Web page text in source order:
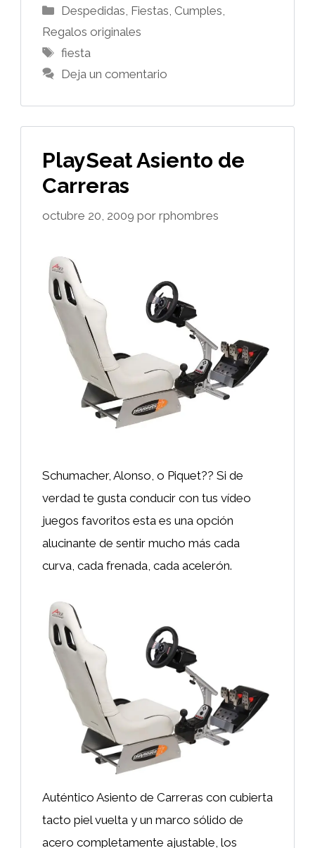
Categorías
Despedidas, Fiestas, Cumples,
Regalos originales
Etiquetas
fiesta
Deja un comentario
PlaySeat Asiento de
Carreras
octubre 20, 2009 por rphombres
Schumacher, Alonso, o Piquet?? Si de
verdad te gusta conducir con tus vídeo
juegos favoritos esta es una opción
alucinante de sentir mucho más cada
curva, cada frenada, cada acelerón.
Auténtico Asiento de Carreras con cubierta
tacto piel vuelta y un marco sólido de
acero completamente ajustable, los